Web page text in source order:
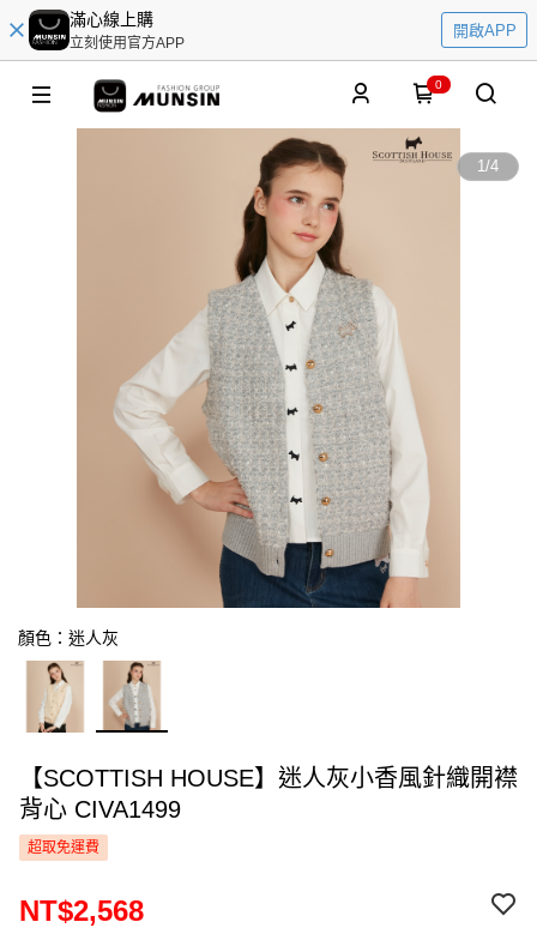
滿心線上購
立刻使用官方APP
開啟APP
0
1/4
顏色：迷人灰
【SCOTTISH HOUSE】迷人灰小香風針織開襟
背心 CIVA1499
超取免運費
NT$2,568